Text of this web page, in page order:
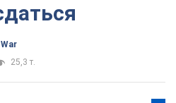
War
25,3 т.